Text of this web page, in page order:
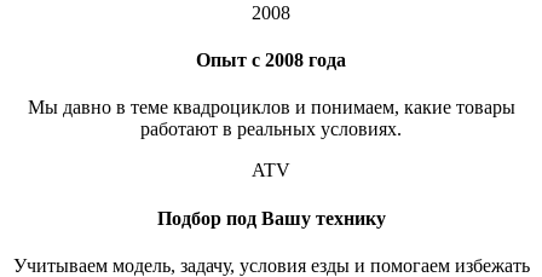
2008
Опыт с 2008 года
Мы давно в теме квадроциклов и понимаем, какие товары
работают в реальных условиях.
ATV
Подбор под Вашу технику
Учитываем модель, задачу, условия езды и помогаем избежать